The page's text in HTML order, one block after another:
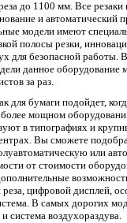
до 1100 мм. Все
и автоматический
модели имеют
полосы резки,
для безопасной работы.
данное оборудование
за раз.
для бумаги подойдет,
мощном
в типографиях и
Вы сможете
или
от стоимости
реза, цифровой дисплей,
В самых дорогих
система воздухораздува.